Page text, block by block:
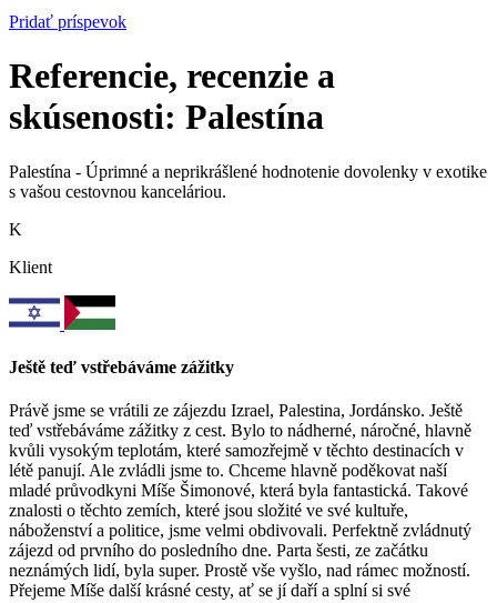
Pridať príspevok
Referencie, recenzie a
skúsenosti: Palestína
Palestína - Úprimné a neprikrášlené hodnotenie dovolenky v exotike
s vašou cestovnou kanceláriou.
K
Klient
Ještě teď vstřebáváme zážitky
Právě jsme se vrátili ze zájezdu Izrael, Palestina, Jordánsko. Ještě
teď vstřebáváme zážitky z cest. Bylo to nádherné, náročné, hlavně
kvůli vysokým teplotám, které samozřejmě v těchto destinacích v
létě panují. Ale zvládli jsme to. Chceme hlavně poděkovat naší
mladé průvodkyni Míše Šimonové, která byla fantastická. Takové
znalosti o těchto zemích, které jsou složité ve své kultuře,
náboženství a politice, jsme velmi obdivovali. Perfektně zvládnutý
zájezd od prvního do posledního dne. Parta šesti, ze začátku
neznámých lidí, byla super. Prostě vše vyšlo, nad rámec možností.
Přejeme Míše další krásné cesty, ať se jí daří a splní si své